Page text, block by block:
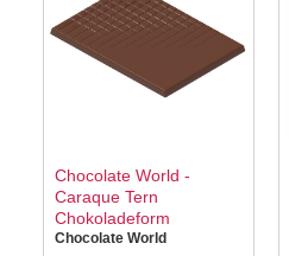
Chocolate World -
Caraque Tern
Chokoladeform
Chocolate World